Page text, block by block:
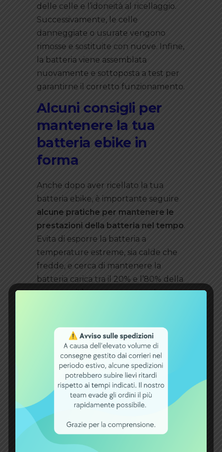
delle celle e l’idoneità al ricellaggio.
Successivamente, le celle
danneggiate o usurate vengono
rimosse e sostituite con nuove. Infine,
la batteria viene assemblata
nuovamente e sottoposta a test per
garantirne il corretto funzionamento.
Alcuni consigli per
mantenere la tua
batteria ebike in
forma
Anche dopo aver ricellato la tua
batteria ebike, è importante seguire
alcune pratiche per mantenere le
prestazioni della batteria nel tempo.
Evita di esporre la batteria a
temperature estreme, sia calde che
fredde, e cerca di mantenere la
batteria carica tra il 20% e l’80% della
sua capacità per preservarne la
100% frequenti, che possono
stressare la batteria e ridurne la vita
In conclusione, ilricellaggio della
batteria ebikerappresenta una
soluzione eccellente per chi cerca di
potenziare le prestazioni della
propria bici elettrica, risparmiando
denaro e proteggendo l’ambiente.